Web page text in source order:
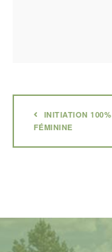
INITIATION 100%
FÉMININE